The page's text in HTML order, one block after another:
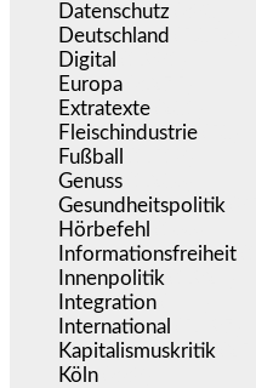
Datenschutz
Deutschland
Digital
Europa
Extratexte
Fleischindustrie
Fußball
Genuss
Gesundheitspolitik
Hörbefehl
Informationsfreiheit
Innenpolitik
Integration
International
Kapitalismuskritik
Köln